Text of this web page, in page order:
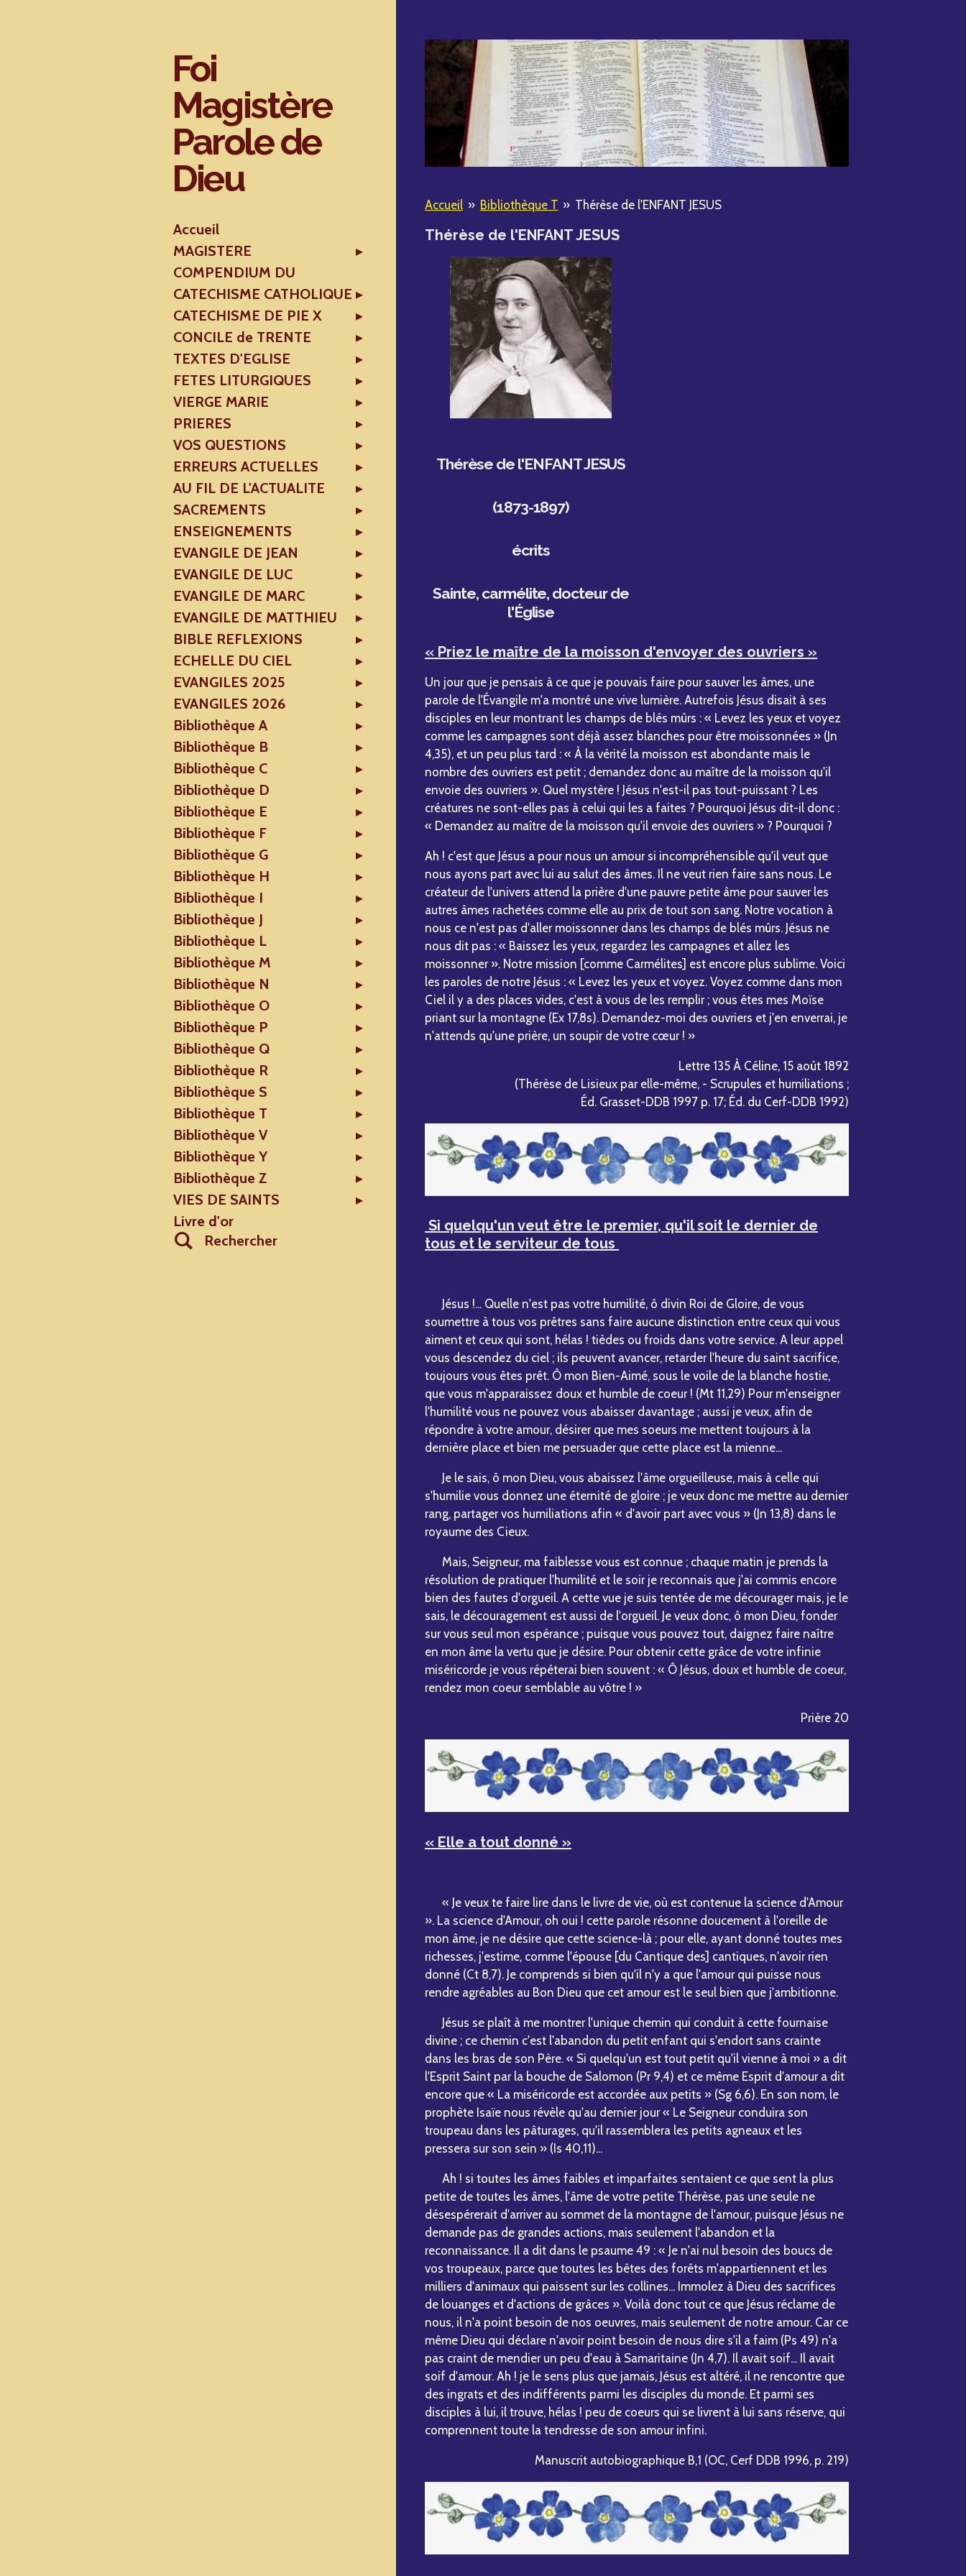
Accueil » Bibliothèque T » Thérèse de l'ENFANT JESUS
Thérèse de l'ENFANT JESUS
Thérèse de l'ENFANT JESUS
(1873-1897)
écrits
Sainte, carmélite, docteur de
l'Église
« Priez le maître de la moisson d'envoyer des ouvriers »
Un jour que je pensais à ce que je pouvais faire pour sauver les âmes, une
parole de l'Évangile m'a montré une vive lumière. Autrefois Jésus disait à ses
disciples en leur montrant les champs de blés mûrs : « Levez les yeux et voyez
comme les campagnes sont déjà assez blanches pour être moissonnées » (Jn
4,35), et un peu plus tard : « À la vérité la moisson est abondante mais le
nombre des ouvriers est petit ; demandez donc au maître de la moisson qu'il
envoie des ouvriers ». Quel mystère ! Jésus n'est-il pas tout-puissant ? Les
créatures ne sont-elles pas à celui qui les a faites ? Pourquoi Jésus dit-il donc :
« Demandez au maître de la moisson qu'il envoie des ouvriers » ? Pourquoi ?
Ah ! c'est que Jésus a pour nous un amour si incompréhensible qu'il veut que
nous ayons part avec lui au salut des âmes. Il ne veut rien faire sans nous. Le
créateur de l'univers attend la prière d'une pauvre petite âme pour sauver les
autres âmes rachetées comme elle au prix de tout son sang. Notre vocation à
nous ce n'est pas d'aller moissonner dans les champs de blés mûrs. Jésus ne
nous dit pas : « Baissez les yeux, regardez les campagnes et allez les
moissonner ». Notre mission [comme Carmélites] est encore plus sublime. Voici
les paroles de notre Jésus : « Levez les yeux et voyez. Voyez comme dans mon
Ciel il y a des places vides, c'est à vous de les remplir ; vous êtes mes Moïse
priant sur la montagne (Ex 17,8s). Demandez-moi des ouvriers et j'en enverrai, je
n'attends qu'une prière, un soupir de votre cœur ! »
Lettre 135 À Céline, 15 août 1892
(Thérèse de Lisieux par elle-même, - Scrupules et humiliations ;
Éd. Grasset-DDB 1997 p. 17; Éd. du Cerf-DDB 1992)
Si quelqu'un veut être le premier, qu'il soit le dernier de
tous et le serviteur de tous
Jésus !... Quelle n'est pas votre humilité, ô divin Roi de Gloire, de vous
soumettre à tous vos prêtres sans faire aucune distinction entre ceux qui vous
aiment et ceux qui sont, hélas ! tièdes ou froids dans votre service. A leur appel
vous descendez du ciel ; ils peuvent avancer, retarder l'heure du saint sacrifice,
toujours vous êtes prêt. Ô mon Bien-Aimé, sous le voile de la blanche hostie,
que vous m'apparaissez doux et humble de coeur ! (Mt 11,29) Pour m'enseigner
l'humilité vous ne pouvez vous abaisser davantage ; aussi je veux, afin de
répondre à votre amour, désirer que mes soeurs me mettent toujours à la
dernière place et bien me persuader que cette place est la mienne...
Je le sais, ô mon Dieu, vous abaissez l'âme orgueilleuse, mais à celle qui
s'humilie vous donnez une éternité de gloire ; je veux donc me mettre au dernier
rang, partager vos humiliations afin « d'avoir part avec vous » (Jn 13,8) dans le
royaume des Cieux.
Mais, Seigneur, ma faiblesse vous est connue ; chaque matin je prends la
résolution de pratiquer l'humilité et le soir je reconnais que j'ai commis encore
bien des fautes d'orgueil. A cette vue je suis tentée de me décourager mais, je le
sais, le découragement est aussi de l'orgueil. Je veux donc, ô mon Dieu, fonder
sur vous seul mon espérance ; puisque vous pouvez tout, daignez faire naître
en mon âme la vertu que je désire. Pour obtenir cette grâce de votre infinie
miséricorde je vous répéterai bien souvent : « Ô Jésus, doux et humble de coeur,
rendez mon coeur semblable au vôtre ! »
Prière 20
« Elle a tout donné »
« Je veux te faire lire dans le livre de vie, où est contenue la science d'Amour
». La science d'Amour, oh oui ! cette parole résonne doucement à l'oreille de
mon âme, je ne désire que cette science-là ; pour elle, ayant donné toutes mes
richesses, j'estime, comme l'épouse [du Cantique des] cantiques, n'avoir rien
donné (Ct 8,7). Je comprends si bien qu'il n'y a que l'amour qui puisse nous
rendre agréables au Bon Dieu que cet amour est le seul bien que j'ambitionne.
Jésus se plaît à me montrer l'unique chemin qui conduit à cette fournaise
divine ; ce chemin c'est l'abandon du petit enfant qui s'endort sans crainte
dans les bras de son Père. « Si quelqu'un est tout petit qu'il vienne à moi » a dit
l'Esprit Saint par la bouche de Salomon (Pr 9,4) et ce même Esprit d'amour a dit
encore que « La miséricorde est accordée aux petits » (Sg 6,6). En son nom, le
prophète Isaïe nous révèle qu'au dernier jour « Le Seigneur conduira son
troupeau dans les pâturages, qu'il rassemblera les petits agneaux et les
pressera sur son sein » (Is 40,11)...
Ah ! si toutes les âmes faibles et imparfaites sentaient ce que sent la plus
petite de toutes les âmes, l'âme de votre petite Thérèse, pas une seule ne
désespérerait d'arriver au sommet de la montagne de l'amour, puisque Jésus ne
demande pas de grandes actions, mais seulement l'abandon et la
reconnaissance. Il a dit dans le psaume 49 : « Je n'ai nul besoin des boucs de
vos troupeaux, parce que toutes les bêtes des forêts m'appartiennent et les
milliers d'animaux qui paissent sur les collines... Immolez à Dieu des sacrifices
de louanges et d'actions de grâces ». Voilà donc tout ce que Jésus réclame de
nous, il n'a point besoin de nos oeuvres, mais seulement de notre amour. Car ce
même Dieu qui déclare n'avoir point besoin de nous dire s'il a faim (Ps 49) n'a
pas craint de mendier un peu d'eau à Samaritaine (Jn 4,7). Il avait soif... Il avait
soif d'amour. Ah ! je le sens plus que jamais, Jésus est altéré, il ne rencontre que
des ingrats et des indifférents parmi les disciples du monde. Et parmi ses
disciples à lui, il trouve, hélas ! peu de coeurs qui se livrent à lui sans réserve, qui
comprennent toute la tendresse de son amour infini.
Manuscrit autobiographique B,1 (OC, Cerf DDB 1996, p. 219)
Foi
Magistère
Parole de
Dieu
Accueil
MAGISTERE
COMPENDIUM DU
CATECHISME CATHOLIQUE
CATECHISME DE PIE X
CONCILE de TRENTE
TEXTES D'EGLISE
FETES LITURGIQUES
VIERGE MARIE
PRIERES
VOS QUESTIONS
ERREURS ACTUELLES
AU FIL DE L'ACTUALITE
SACREMENTS
ENSEIGNEMENTS
EVANGILE DE JEAN
EVANGILE DE LUC
EVANGILE DE MARC
EVANGILE DE MATTHIEU
BIBLE REFLEXIONS
ECHELLE DU CIEL
EVANGILES 2025
EVANGILES 2026
Bibliothèque A
Bibliothèque B
Bibliothèque C
Bibliothèque D
Bibliothèque E
Bibliothèque F
Bibliothèque G
Bibliothèque H
Bibliothèque I
Bibliothèque J
Bibliothèque L
Bibliothèque M
Bibliothèque N
Bibliothèque O
Bibliothèque P
Bibliothèque Q
Bibliothèque R
Bibliothèque S
Bibliothèque T
Bibliothèque V
Bibliothèque Y
Bibliothèque Z
VIES DE SAINTS
Livre d'or
Rechercher